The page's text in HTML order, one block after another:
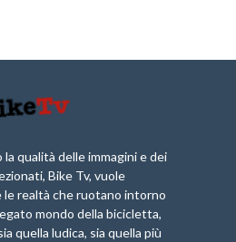
qualità delle immagini e dei
Bike Tv, vuole
le realtà che ruotano intorno
mondo della bicicletta,
quella ludica, sia quella più